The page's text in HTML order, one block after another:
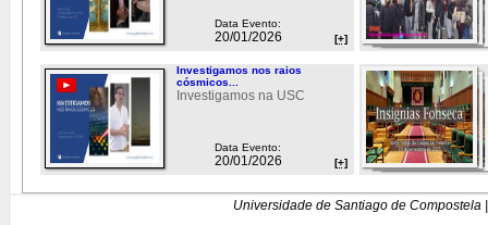
Data Evento:
20/01/2026 [+]
Investigamos nos raios
cósmicos...
Investigamos na USC
Data Evento:
20/01/2026 [+]
Universidade de Santiago de